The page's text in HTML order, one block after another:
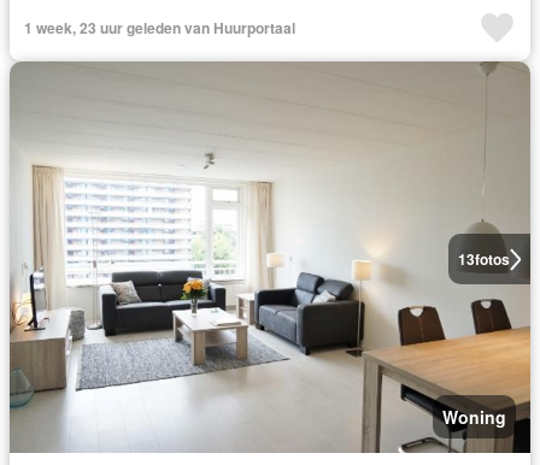
1 week, 23 uur geleden van Huurportaal
13fotos
Woning